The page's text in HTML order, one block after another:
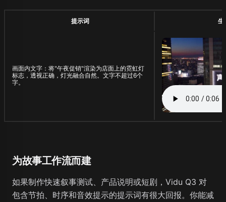
提示词 生
画面内文字：将"午夜促销"渲染为店面上的霓虹灯
标志，透视正确，灯光融合自然。文字不超过6个
字。
为故事工作流而建
如果制作快速叙事测试、产品说明或短剧，Vidu Q3 对
包含节拍、时序和音效提示的提示词有很大回报。你能减